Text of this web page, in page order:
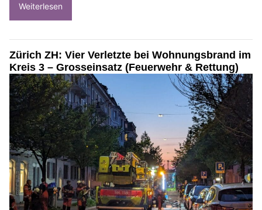
Weiterlesen
Zürich ZH: Vier Verletzte bei Wohnungsbrand im
Kreis 3 – Grosseinsatz (Feuerwehr & Rettung)